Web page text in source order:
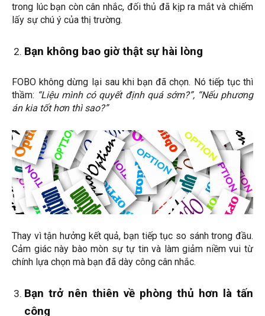
trong lúc bạn còn cân nhắc, đối thủ đã kịp ra mắt và chiếm
lấy sự chú ý của thị trường.
Bạn không bao giờ thật sự hài lòng
FOBO không dừng lại sau khi bạn đã chọn. Nó tiếp tục thì
thầm: “Liệu mình có quyết định quá sớm?”, “Nếu phương
án kia tốt hơn thì sao?”
Thay vì tận hưởng kết quả, bạn tiếp tục so sánh trong đầu.
Cảm giác này bào mòn sự tự tin và làm giảm niềm vui từ
chính lựa chọn mà bạn đã dày công cân nhắc.
Bạn trở nên thiên về phòng thủ hơn là tấn
công